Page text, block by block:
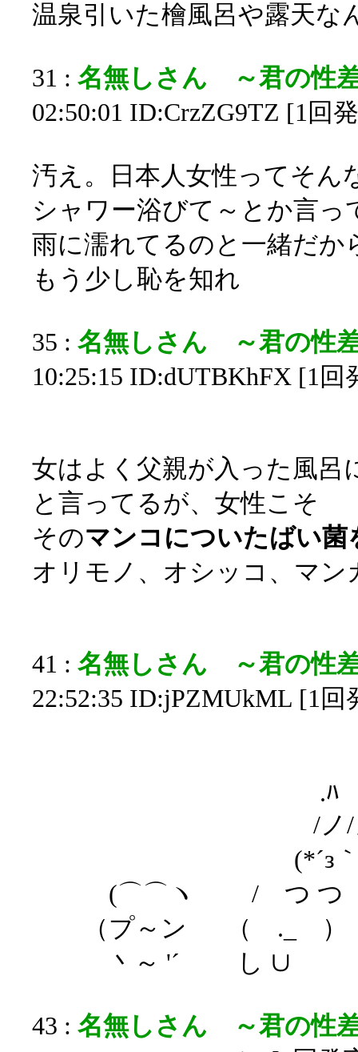
温泉引いた檜風呂や露天な
31 : 名無しさん ～君の性
02:50:01 ID:CrzZG9TZ [1回
汚え。日本人女性ってそん
シャワー浴びて～とか言
雨に濡れてるのと一緒だか
もう少し恥を知れ
35 : 名無しさん ～君の性
10:25:15 ID:dUTBKhFX [1回
女はよく父親が入った風呂
と言ってるが、女性こそ
そのマンコについたばい
オリモノ、オシッコ、マン
41 : 名無しさん ～君の性
22:52:35 ID:jPZMUkML [1回
.ﾊ
/ノ/
(*´з｀
(⌒⌒ヽ / つ つ
（プ～ン ゝ （ ._ ）
丶～ '´ し ∪
43 : 名無しさん ～君の性